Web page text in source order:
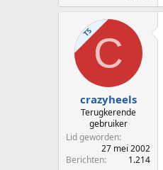
TSC
crazyheels
Terugkerende
gebruiker
Lid geworden
27 mei 2002
Berichten
1.214